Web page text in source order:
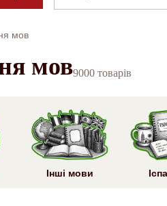
мов
мов9000 товарів
Інші мови